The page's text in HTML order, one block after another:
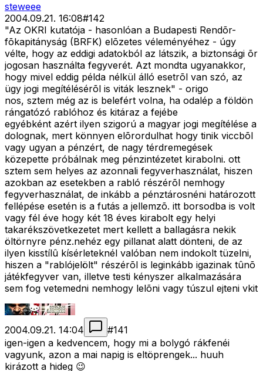
steweee
2004.09.21. 16:08#142
"Az OKRI kutatója - hasonlóan a Budapesti Rendõr-
fõkapitányság (BRFK) elõzetes véleményéhez - úgy
vélte, hogy az eddigi adatokból az látszik, a biztonsági õr
jogosan használta fegyverét. Azt mondta ugyanakkor,
hogy mivel eddig példa nélkül álló esetrõl van szó, az
ügy jogi megítélésérõl is viták lesznek" - origo
nos, sztem még az is belefért volna, ha odalép a földön
rángatózó rablóhoz és kitáraz a fejébe
egyébként azért ilyen szigorú a magyar jogi megítélése a
dolognak, mert könnyen elõrordulhat hogy tinik viccbõl
vagy ugyan a pénzért, de nagy térdremegések
közepette próbálnak meg pénzintézetet kirabolni. ott
sztem sem helyes az azonnali fegyverhasználat, hiszen
azokban az esetekben a rabló részérõl nemhogy
fegyverhasználat, de inkább a pénztárosnéni határozott
fellépése esetén is a futás a jellemzõ. itt borsodba is volt
vagy fél éve hogy két 18 éves kirabolt egy helyi
takarékszövetkezetet mert kellett a ballagásra nekik
öltörnyre pénz.nehéz egy pillanat alatt dönteni, de az
ilyen kisstílû kísérleteknél valóban nem indokolt tüzelni,
hiszen a "rablójelölt" részérõl is leginkább igazinak tûnõ
játékfegyver van, illetve testi kényszer alkalmazására
sem fog vetemedni nemhogy lelõni vagy túszul ejteni vkit
2004.09.21. 14:04 #141
igen-igen a kedvencem, hogy mi a bolygó rákfenéi
vagyunk, azon a mai napig is eltöprengek... huuh
kirázott a hideg 😉